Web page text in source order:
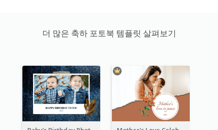
더 많은 축하 포토북 템플릿 살펴보기